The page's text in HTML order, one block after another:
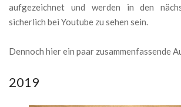
aufgezeichnet und werden in den
sicherlich bei Youtube zu sehen sein.
Dennoch hier ein paar zusammenfassende
2019